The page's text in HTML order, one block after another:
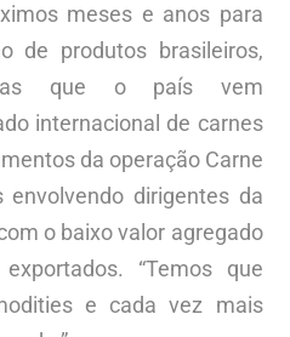
meses e anos para
de produtos brasileiros,
que o país vem
internacional de carnes
da operação Carne
envolvendo dirigentes da
o baixo valor agregado
“Temos que
e cada vez mais